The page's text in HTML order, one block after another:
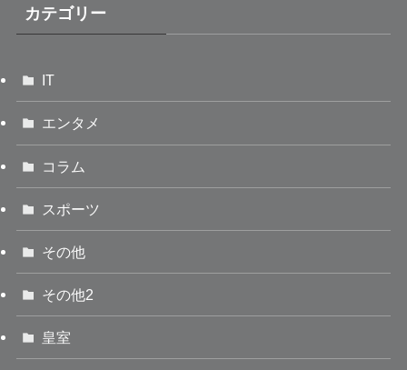
カテゴリー
IT
エンタメ
コラム
スポーツ
その他
その他2
皇室